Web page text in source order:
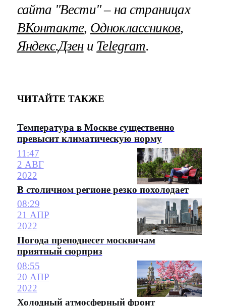
сайта "Вести" – на страницах
ВКонтакте, Одноклассников,
Яндекс.Дзени Telegram.
ЧИТАЙТЕ ТАКЖЕ
Температура в Москве существенно
превысит климатическую норму
11:47
2 АВГ
2022
В столичном регионе резко похолодает
08:29
21 АПР
2022
Погода преподнесет москвичам
приятный сюрприз
08:55
20 АПР
2022
Холодный атмосферный фронт